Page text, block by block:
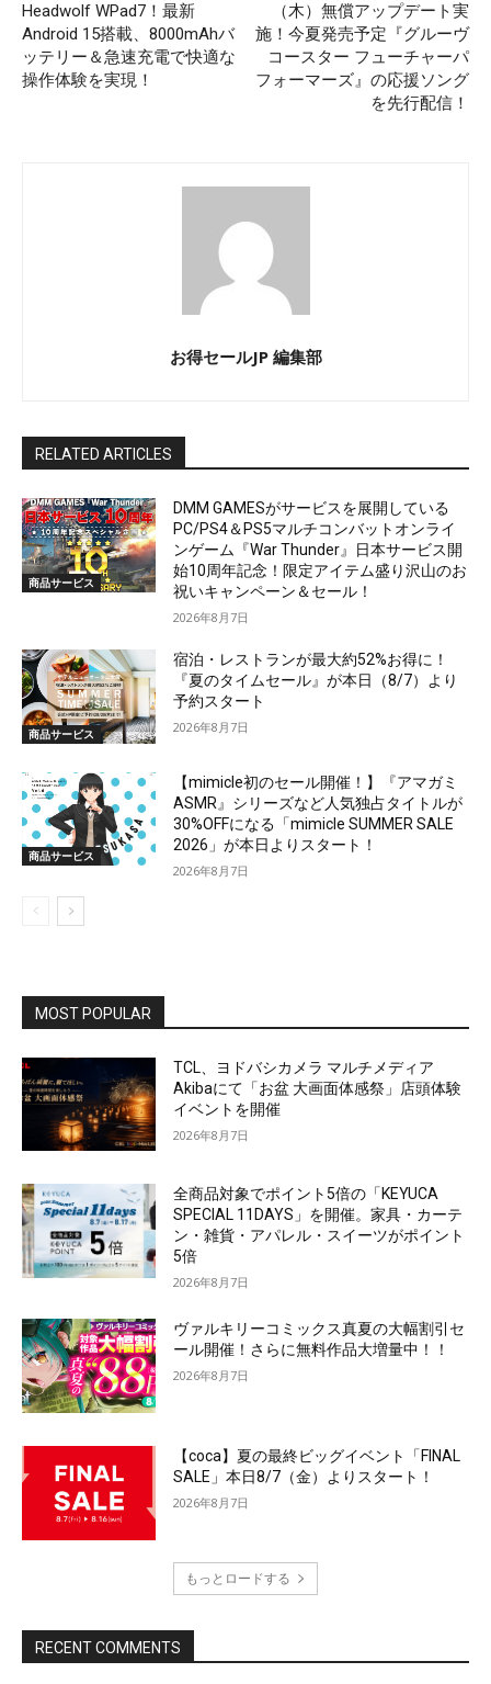
Headwolf WPad7！最新
Android 15搭載、8000mAhバ
ッテリー＆急速充電で快適な
操作体験を実現！
（木）無償アップデート実
施！今夏発売予定『グルーヴ
コースター フューチャーパ
フォーマーズ』の応援ソング
を先行配信！
お得セールJP 編集部
RELATED ARTICLES
商品サービス
DMM GAMESがサービスを展開している
PC/PS4＆PS5マルチコンバットオンライ
ンゲーム『War Thunder』日本サービス開
始10周年記念！限定アイテム盛り沢山のお
祝いキャンペーン＆セール！
2026年8月7日
商品サービス
宿泊・レストランが最大約52%お得に！
『夏のタイムセール』が本日（8/7）より
予約スタート
2026年8月7日
商品サービス
【mimicle初のセール開催！】『アマガミ
ASMR』シリーズなど人気独占タイトルが
30%OFFになる「mimicle SUMMER SALE
2026」が本日よりスタート！
2026年8月7日
MOST POPULAR
TCL、ヨドバシカメラ マルチメディア
Akibaにて「お盆 大画面体感祭」店頭体験
イベントを開催
2026年8月7日
全商品対象でポイント5倍の「KEYUCA
SPECIAL 11DAYS」を開催。家具・カーテ
ン・雑貨・アパレル・スイーツがポイント
5倍
2026年8月7日
ヴァルキリーコミックス真夏の大幅割引セ
ール開催！さらに無料作品大増量中！！
2026年8月7日
【coca】夏の最終ビッグイベント「FINAL
SALE」本日8/7（金）よりスタート！
2026年8月7日
もっとロードする
RECENT COMMENTS